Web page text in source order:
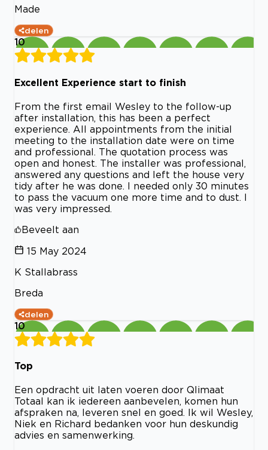
Made
delen
10
Excellent Experience start to finish
From the first email Wesley to the follow-up
after installation, this has been a perfect
experience. All appointments from the initial
meeting to the installation date were on time
and professional. The quotation process was
open and honest. The installer was professional,
answered any questions and left the house very
tidy after he was done. I needed only 30 minutes
to pass the vacuum one more time and to dust. I
was very impressed.
Beveelt aan
15 May 2024
K Stallabrass
Breda
delen
10
Top
Een opdracht uit laten voeren door Qlimaat
Totaal kan ik iedereen aanbevelen, komen hun
afspraken na, leveren snel en goed. Ik wil Wesley,
Niek en Richard bedanken voor hun deskundig
advies en samenwerking.